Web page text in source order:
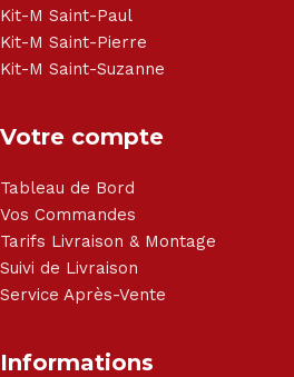
Kit-M Saint-Paul
Kit-M Saint-Pierre
Kit-M Saint-Suzanne
Votre compte
Tableau de Bord
Vos Commandes
Tarifs Livraison & Montage
Suivi de Livraison
Service Après-Vente
Informations